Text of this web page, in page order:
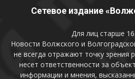
Сетевое издание
Для лиц старше
Новости Волжского и
не всегда отражают точку зрения
несет ответственности за
информации и мнения,